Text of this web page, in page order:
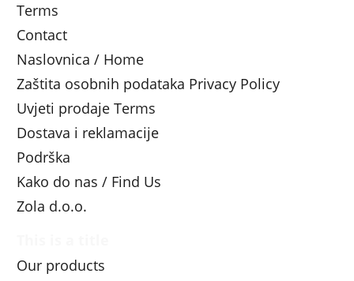
Terms
Contact
Naslovnica / Home
Zaštita osobnih podataka Privacy Policy
Uvjeti prodaje Terms
Dostava i reklamacije
Podrška
Kako do nas / Find Us
Zola d.o.o.
Our products